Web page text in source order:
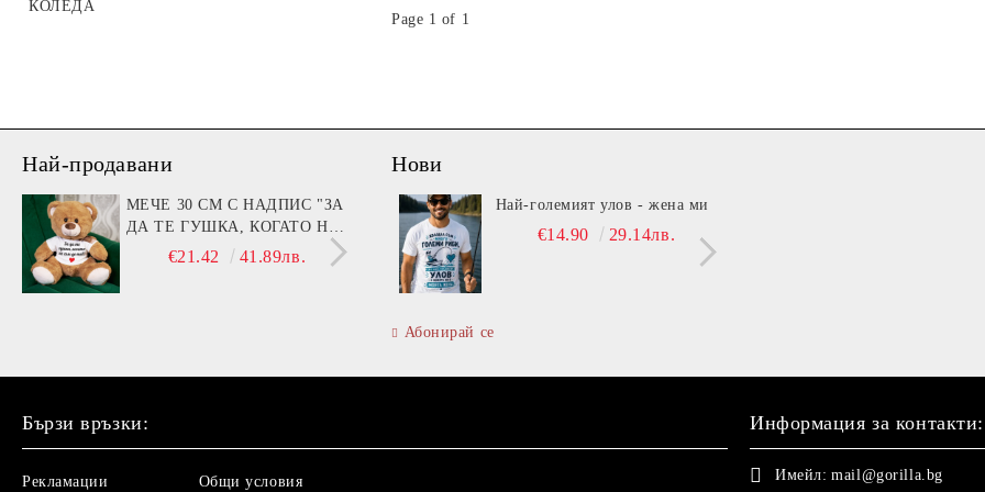
КОЛЕДА
Page 1 of 1
Най-продавани
МЕЧЕ 30 СМ С НАДПИС "ЗА
ДА ТЕ ГУШКА, КОГАТО НЕ
СЪМ ДО ТЕБ!"
€21.42 41.89лв.
КУТИЯ С ШОТОВЕ -
РИБОЛОВНИ ТАКЪМИ
Нови
Най-големият улов - жена ми
€14.90 29.14лв.
Абонирай се
Бързи връзки:
Рекламации Общи условия
Информация за контакти:
Имейл: mail@gorilla.bg